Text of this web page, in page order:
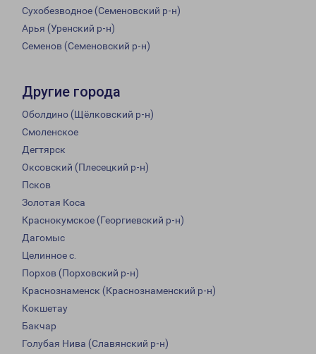
Сухобезводное (Семеновский р-н)
Арья (Уренский р-н)
Семенов (Семеновский р-н)
Другие города
Оболдино (Щёлковский р-н)
Смоленское
Дегтярск
Оксовский (Плесецкий р-н)
Псков
Золотая Коса
Краснокумское (Георгиевский р-н)
Дагомыс
Целинное с.
Порхов (Порховский р-н)
Краснознаменск (Краснознаменский р-н)
Кокшетау
Бакчар
Голубая Нива (Славянский р-н)